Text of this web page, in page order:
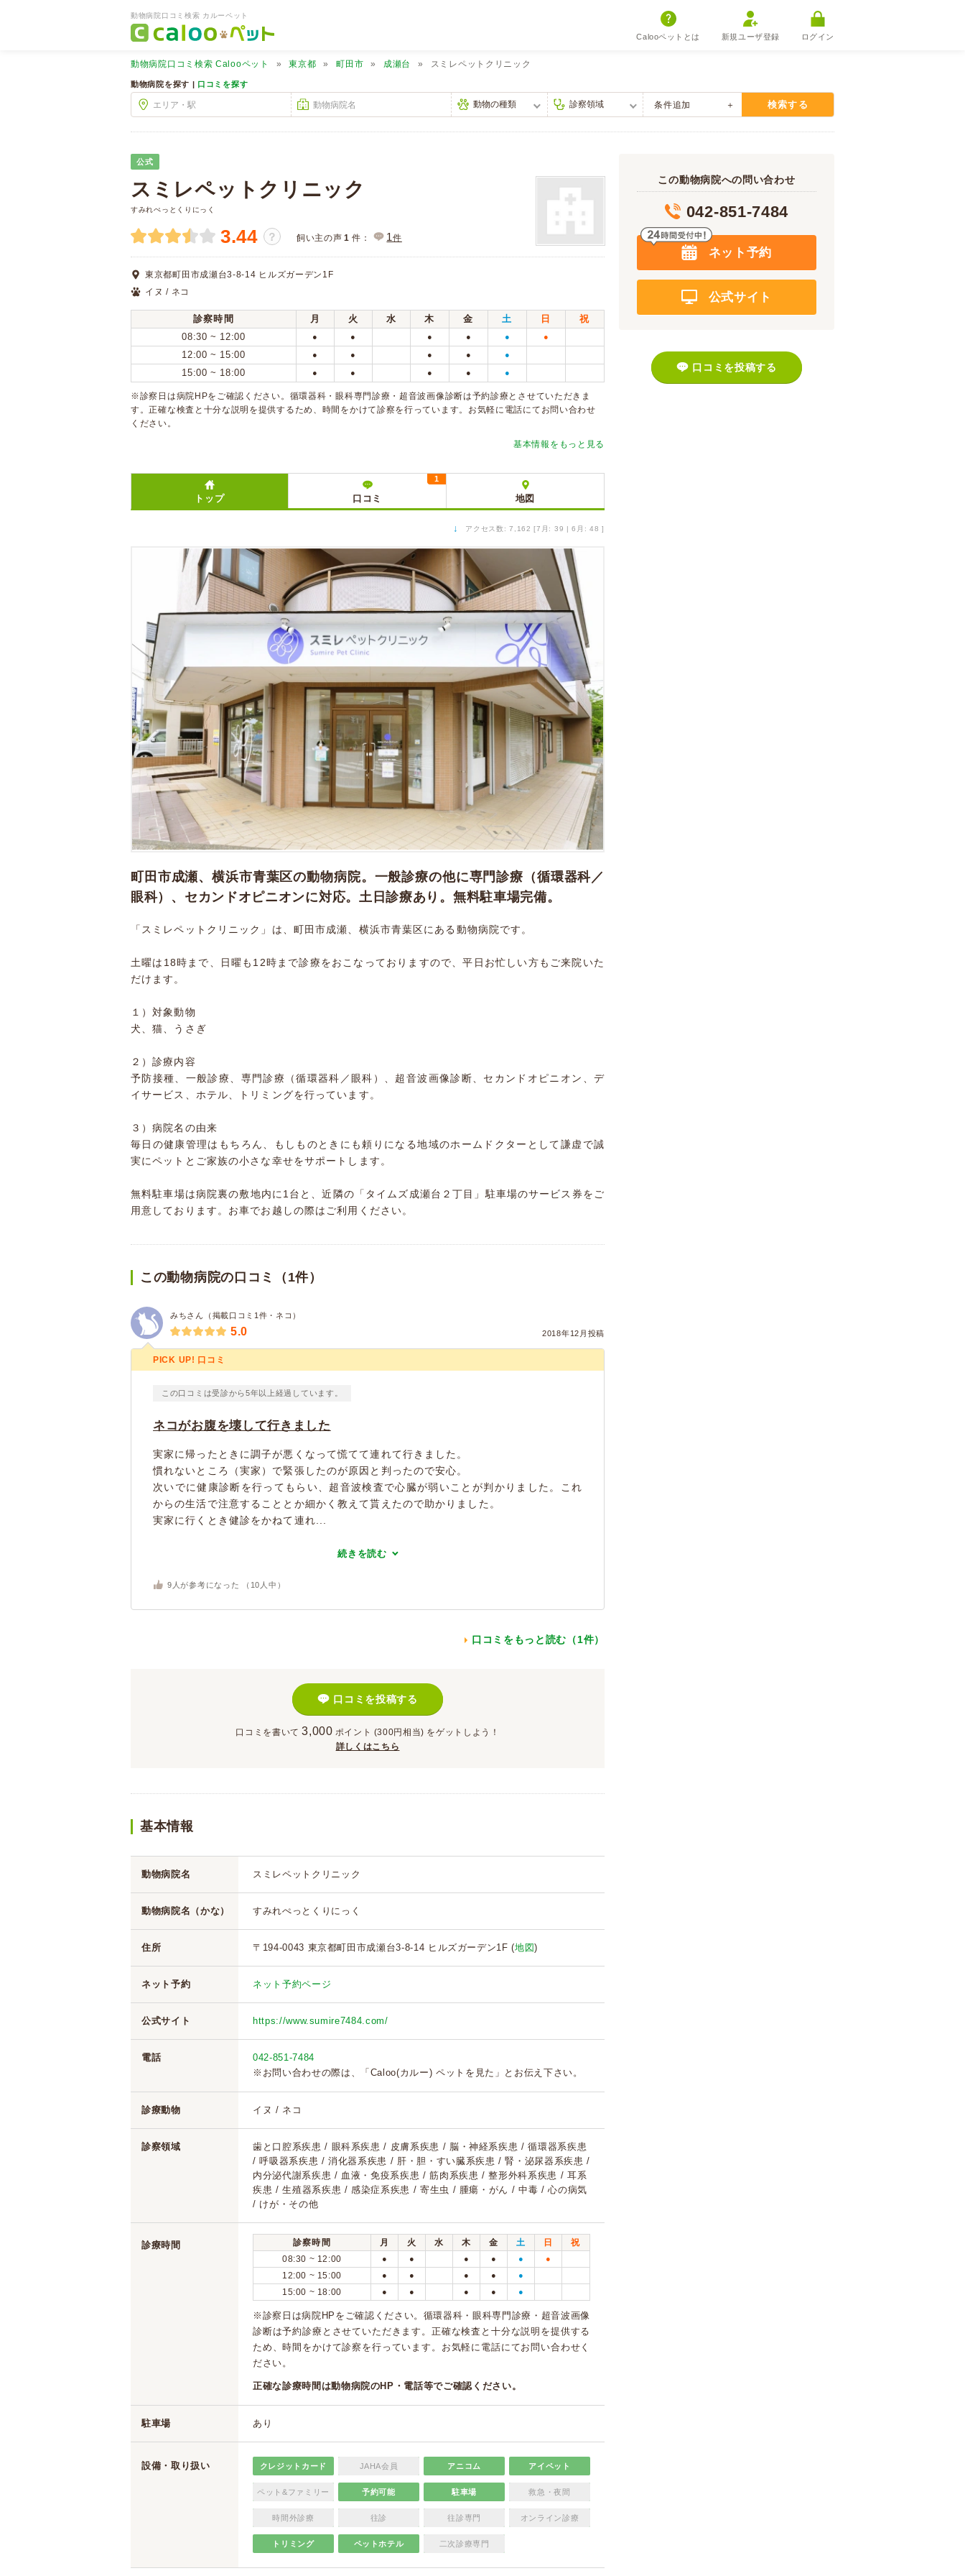
動物病院口コミ検索 カルーペット
Calooペットとは 新規ユーザ登録 ログイン
動物病院口コミ検索 Calooペット 東京都 町田市 成瀬台 スミレペットクリニック
動物病院を探す | 口コミを探す
条件追加 検索する
公式
スミレペットクリニック
すみれぺっとくりにっく
3.44 ？ 飼い主の声 1 件： 1件
東京都町田市成瀬台3-8-14 ヒルズガーデン1F
イヌ / ネコ
診察時間 月 火 水 木 金 土 日
祝
08:30 ~ 12:00
● ● ● ● ● ●
12:00 ~ 15:00 ● ● ● ● ●
15:00 ~ 18:00 ● ● ● ● ●
※診察日は病院HPをご確認ください。循環器科・眼科専門診療・超音波画像診断は予約診療とさせていただきま
す。正確な検査と十分な説明を提供するため、時間をかけて診察を行っています。お気軽に電話にてお問い合わせ
ください。
基本情報をもっと見る
トップ 口コミ
1
地図
↓ アクセス数: 7,162 [7月: 39 | 6月: 48 ]
町田市成瀬、横浜市青葉区の動物病院。一般診療の他に専門診療（循環器科／
眼科）、セカンドオピニオンに対応。土日診療あり。無料駐車場完備。
「スミレペットクリニック」は、町田市成瀬、横浜市青葉区にある動物病院です。
土曜は18時まで、日曜も12時まで診療をおこなっておりますので、平日お忙しい方もご来院いた
だけます。
１）対象動物
犬、猫、うさぎ
２）診療内容
予防接種、一般診療、専門診療（循環器科／眼科）、超音波画像診断、セカンドオピニオン、デ
イサービス、ホテル、トリミングを行っています。
３）病院名の由来
毎日の健康管理はもちろん、もしものときにも頼りになる地域のホームドクターとして謙虚で誠
実にペットとご家族の小さな幸せをサポートします。
無料駐車場は病院裏の敷地内に1台と、近隣の「タイムズ成瀬台２丁目」駐車場のサービス券をご
用意しております。お車でお越しの際はご利用ください。
この動物病院の口コミ（1件）
みちさん（掲載口コミ1件・ネコ）
2018年12月投稿
5.0
PICK UP! 口コミ
この口コミは受診から5年以上経過しています。
ネコがお腹を壊して行きました
実家に帰ったときに調子が悪くなって慌てて連れて行きました。
慣れないところ（実家）で緊張したのが原因と判ったので安心。
次いでに健康診断を行ってもらい、超音波検査で心臓が弱いことが判かりました。これ
からの生活で注意することとか細かく教えて貰えたので助かりました。
実家に行くとき健診をかねて連れ...
続きを読む
9 人が参考になった （ 10 人中）
口コミをもっと読む（1件）
口コミを投稿する
口コミを書いて 3,000 ポイント (300円相当) をゲットしよう！
詳しくはこちら
基本情報
動物病院名 スミレペットクリニック
動物病院名（かな） すみれぺっとくりにっく
住所 〒194-0043 東京都町田市成瀬台3-8-14 ヒルズガーデン1F (地図)
ネット予約 ネット予約ページ
公式サイト https://www.sumire7484.com/
電話
042-851-7484
※お問い合わせの際は、「Caloo(カルー) ペットを見た」とお伝え下さい。
診療動物 イヌ / ネコ
診察領域
歯と口腔系疾患 / 眼科系疾患 / 皮膚系疾患 / 脳・神経系疾患 / 循環器系疾患
/ 呼吸器系疾患 / 消化器系疾患 / 肝・胆・すい臓系疾患 / 腎・泌尿器系疾患 /
内分泌代謝系疾患 / 血液・免疫系疾患 / 筋肉系疾患 / 整形外科系疾患 / 耳系
疾患 / 生殖器系疾患 / 感染症系疾患 / 寄生虫 / 腫瘍・がん / 中毒 / 心の病気
/ けが・その他
診療時間 診察時間 月 火 水 木 金 土 日
祝
08:30 ~ 12:00
● ● ● ● ● ●
12:00 ~ 15:00 ● ● ● ● ●
15:00 ~ 18:00 ● ● ● ● ●
※診察日は病院HPをご確認ください。循環器科・眼科専門診療・超音波画像
診断は予約診療とさせていただきます。正確な検査と十分な説明を提供する
ため、時間をかけて診察を行っています。お気軽に電話にてお問い合わせく
ださい。
正確な診療時間は動物病院のHP・電話等でご確認ください。
駐車場 あり
設備・取り扱い クレジットカード JAHA会員 アニコム アイペット
ペット&ファミリー 予約可能 駐車場 救急・夜間
時間外診療 往診 往診専門 オンライン診療
トリミング ペットホテル 二次診療専門
この動物病院への問い合わせ
042-851-7484
ネット予約
公式サイト
口コミを投稿する